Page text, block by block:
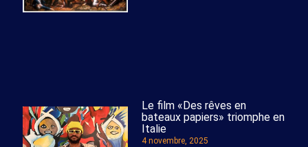
Le film «Des rêves en
bateaux papiers» triomphe en
Italie
4 novembre, 2025